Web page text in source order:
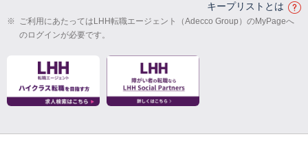
キープリストとは
※ ご利用にあたってはLHH転職エージェント（Adecco Group）のMyPageへ
のログインが必要です。